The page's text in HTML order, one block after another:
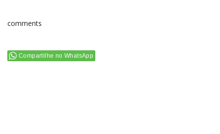
comments
Compartilhe no WhatsApp